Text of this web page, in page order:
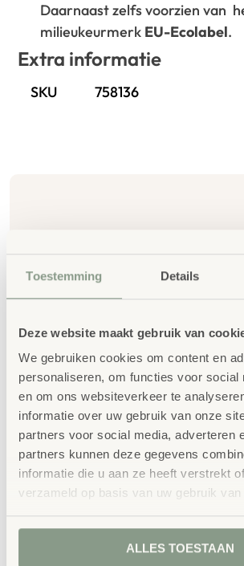
Toestemming Details
Deze website maakt gebruik van
We gebruiken cookies om content en
personaliseren, om functies voor social
en om ons websiteverkeer te
informatie over uw gebruik van onze
partners voor social media, adverteren
partners kunnen deze gegevens
informatie die u aan ze heeft verstrekt
verzameld op basis van uw gebruik van
ALLES TOESTAAN
Daarnaast zelfs voorzien van
milieukeurmerk EU-Ecolabel.
Extra informatie
SKU 758136
producten
Sokkel – overgang
helling 75×75 cm
€396,60
Sokkel –
75x75cm
€636,87
€770,61incl. BTW